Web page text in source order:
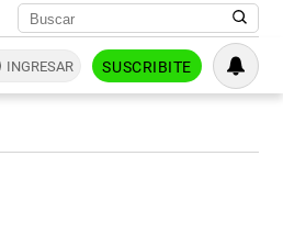
INGRESAR SUSCRIBITE